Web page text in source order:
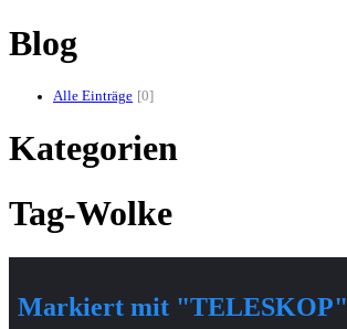
Blog
Alle Einträge 0
Kategorien
Tag-Wolke
Markiert mit "TELESKOP"